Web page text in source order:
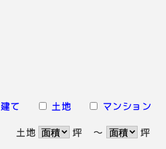
て 土地
マンション
土地 坪 ～ 坪